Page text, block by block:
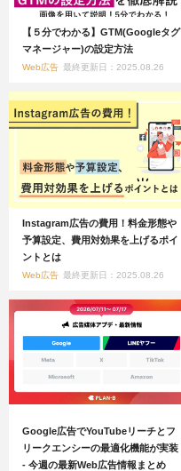
【５分でわかる】GTM(Googleタグ
マネージャー)の設定方法
Web広告 最終更新日：2025.08.26
Instagram広告の費用！料金形態や
予算設定、費用対効果を上げるポイ
ントとは
Web広告 最終更新日：2025.08.26
Google広告でYouTubeリーチとフ
リークエンシーの最適化機能が実装
- 今週の最新Web広告情報まとめ